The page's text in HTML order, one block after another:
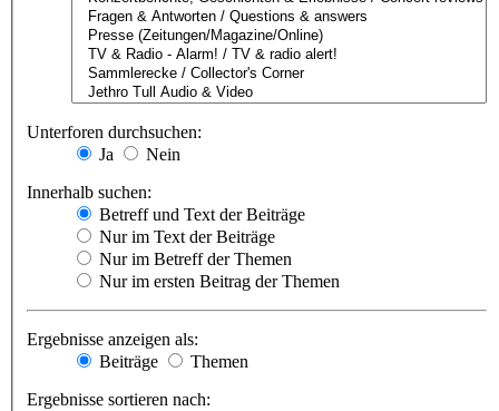
Unterforen durchsuchen:
Ja
Nein
Innerhalb suchen:
Betreff und Text der Beiträge
Nur im Text der Beiträge
Nur im Betreff der Themen
Nur im ersten Beitrag der Themen
Ergebnisse anzeigen als:
Beiträge
Themen
Ergebnisse sortieren nach: